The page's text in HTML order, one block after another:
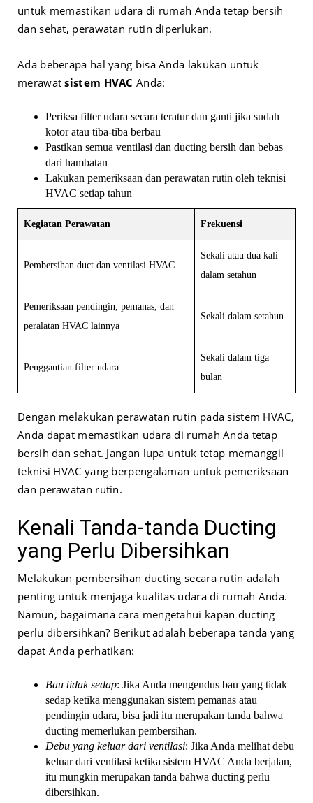
untuk memastikan udara di rumah Anda tetap bersih
dan sehat, perawatan rutin diperlukan.
Ada beberapa hal yang bisa Anda lakukan untuk
merawatsistem HVAC Anda:
Periksa filter udara secara teratur dan ganti jika sudah
kotor atau tiba-tiba berbau
Pastikan semua ventilasi dan ducting bersih dan bebas
dari hambatan
Lakukan pemeriksaan dan perawatan rutin oleh teknisi
HVAC setiap tahun
Kegiatan Perawatan Frekuensi
Pembersihan duct dan ventilasi HVAC
Sekali atau dua kali
dalam setahun
Pemeriksaan pendingin, pemanas, dan
peralatan HVAC lainnya
Sekali dalam setahun
Penggantian filter udara
Sekali dalam tiga
bulan
Dengan melakukan perawatan rutin pada sistem HVAC,
Anda dapat memastikan udara di rumah Anda tetap
bersih dan sehat. Jangan lupa untuk tetap memanggil
teknisi HVAC yang berpengalaman untuk pemeriksaan
dan perawatan rutin.
Kenali Tanda-tanda Ducting
yang Perlu Dibersihkan
Melakukan pembersihan ducting secara rutin adalah
penting untuk menjaga kualitas udara di rumah Anda.
Namun, bagaimana cara mengetahui kapan ducting
perlu dibersihkan? Berikut adalah beberapa tanda yang
dapat Anda perhatikan:
Bau tidak sedap: Jika Anda mengendus bau yang tidak
sedap ketika menggunakan sistem pemanas atau
pendingin udara, bisa jadi itu merupakan tanda bahwa
ducting memerlukan pembersihan.
Debu yang keluar dari ventilasi: Jika Anda melihat debu
keluar dari ventilasi ketika sistem HVAC Anda berjalan,
itu mungkin merupakan tanda bahwa ducting perlu
dibersihkan.